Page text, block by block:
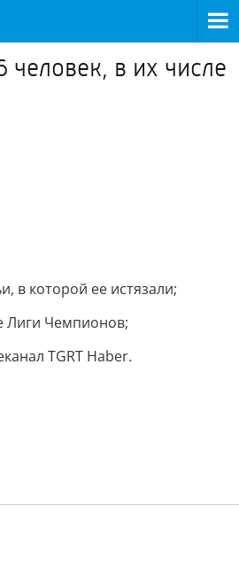
в их числе
в которой ее истязали;
Лиги Чемпионов;
TGRT Haber.